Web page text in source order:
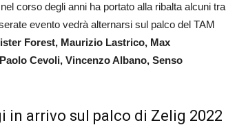
corso degli anni ha portato alla ribalta alcuni tra
evento vedrà alternarsi sul palco del TAM
Forest, Maurizio Lastrico, Max
Cevoli, Vincenzo Albano, Senso
arrivo sul palco di Zelig 2022